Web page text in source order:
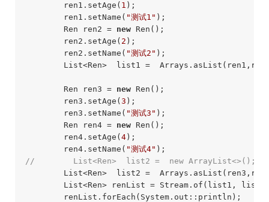
        ren1.setAge(
1 );
        ren1.setName(
"测试1" );
        Ren ren2 =
new Ren();
        ren2.setAge(
2 );
        ren2.setName(
"测试2" );
List<Ren>  list1 =
        Ren ren3 =
new Ren();
        ren3.setAge(
3 );
        ren3.setName(
"测试3" );
        Ren ren4 =
new Ren();
        ren4.setAge(
4);
        ren4.setName(
"测试4"
//        List<Ren>  list2 =  new ArrayList<>();
List<Ren>  list2 =
List<Ren> renList = Stream.of(list1,
        renList.forEach(System.out::println);